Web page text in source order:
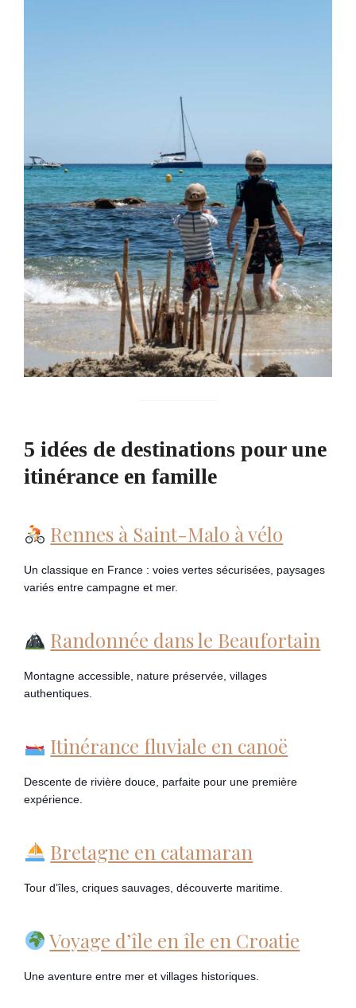
5 idées de destinations pour une
itinérance en famille
Rennes à Saint-Malo à vélo
Un classique en France : voies vertes sécurisées, paysages
variés entre campagne et mer.
Randonnée dans le Beaufortain
Montagne accessible, nature préservée, villages
authentiques.
Itinérance fluviale en canoë
Descente de rivière douce, parfaite pour une première
expérience.
Bretagne en catamaran
Tour d’îles, criques sauvages, découverte maritime.
Voyage d’île en île en Croatie
Une aventure entre mer et villages historiques.